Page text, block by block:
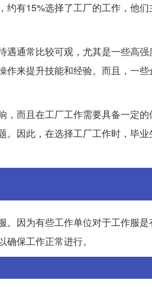
有15%选择了工厂的工作，他们
通常比较可观，尤其是一些高
作来提升技能和经验。而且，一
而且在工厂工作需要具备一定的
。因此，在选择工厂工作时，毕
。因为有些工作单位对于工作服
保工作正常进行。